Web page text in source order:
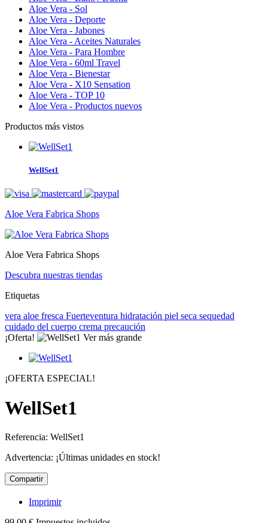
Aloe Vera - Sol
Aloe Vera - Deporte
Aloe Vera - Jabones
Aloe Vera - Aceites Naturales
Aloe Vera - Para Hombre
Aloe Vera - 60ml Travel
Aloe Vera - Bienestar
Aloe Vera - X10 Sensation
Aloe Vera - TOP 10
Aloe Vera - Productos nuevos
Productos más vistos
WellSet1
Aloe Vera Fabrica Shops
Aloe Vera Fabrica Shops
Descubra nuestras tiendas
Etiquetas
vera aloe fresca Fuerteventura hidratación piel seca sequedad
cuidado del cuerpo crema precaución
¡Oferta!
Ver más grande
¡OFERTA ESPECIAL!
WellSet1
Referencia: WellSet1
Advertencia: ¡Últimas unidades en stock!
Compartir
Imprimir